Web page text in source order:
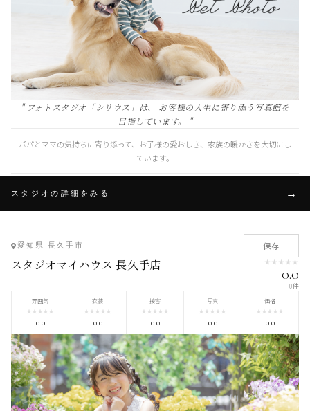
" フォトスタジオ「シリウス」は、 お客様の人生に寄り添う写真館を
目指しています。 "
パパとママの気持ちに寄り添って、お子様の愛おしさ、家族の暖かさを大切にし
ています。
スタジオの詳細をみる
愛知県 長久手市 保存
スタジオマイハウス 長久手店 ★ ★ ★ ★ ★
0.0
0件
雰囲気
★★★★★
0.0
衣装
★★★★★
0.0
接客
★★★★★
0.0
写真
★★★★★
0.0
価格
★★★★★
0.0